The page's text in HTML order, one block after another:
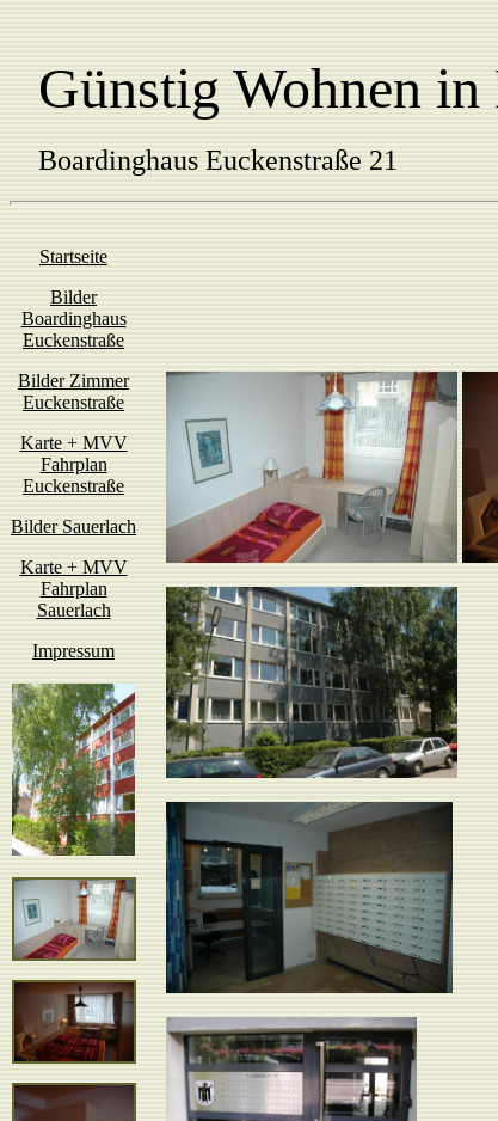
Günstig Wohnen
Boardinghaus Euckenstraße 21
Startseite
Bilder
Boardinghaus
Euckenstraße
Bilder Zimmer
Euckenstraße
Karte + MVV
Fahrplan
Euckenstraße
Bilder Sauerlach
Karte + MVV
Fahrplan
Sauerlach
Impressum
Zimmer Euckenstraße 21, 81369